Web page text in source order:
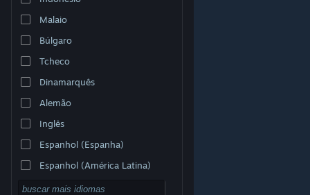
Malaio
Búlgaro
Tcheco
Dinamarquês
Alemão
Inglês
Espanhol (Espanha)
Espanhol (América Latina)